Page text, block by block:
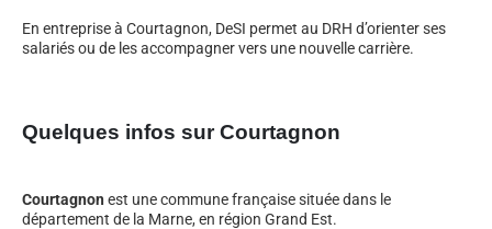
En entreprise à Courtagnon, DeSI permet au DRH d’orienter ses
salariés ou de les accompagner vers une nouvelle carrière.
Quelques infos sur Courtagnon
Courtagnon est une commune française située dans le
département de la Marne, en région Grand Est.